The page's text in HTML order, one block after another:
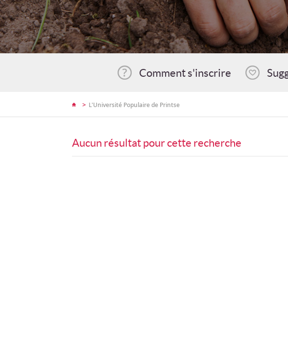
Comment s'inscrire
> L'Université Populaire de Printse
Aucun résultat pour cette recherche